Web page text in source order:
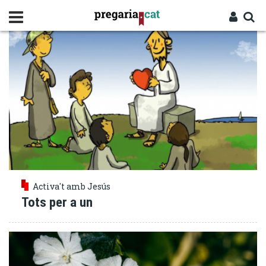
contingut
Entra
Cercador
DEU TRINITAT
Activa't amb Jesús
Tots per a un